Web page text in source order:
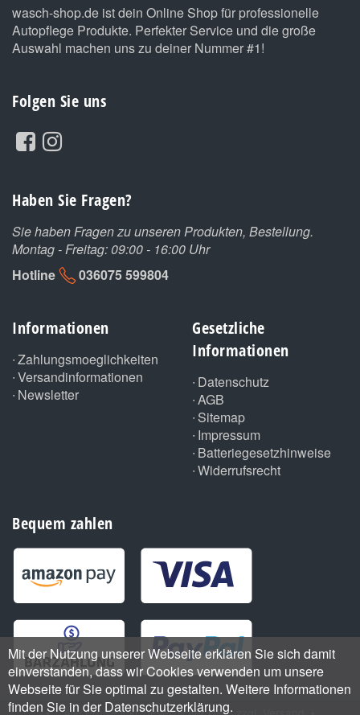
wasch-shop.de ist dein Online Shop für professionelle
Autopflege Produkte. Perfekter Service und die große
Auswahl machen uns zu deiner Nummer #1!
Folgen Sie uns
Haben Sie Fragen?
Sie haben Fragen zu unseren Produkten, Bestellung.
Montag - Freitag: 09:00 - 16:00 Uhr
Hotline
036075 599804
Informationen
Zahlungsmoeglichkeiten
Versandinformationen
Newsletter
Gesetzliche
Informationen
Datenschutz
AGB
Sitemap
Impressum
Batteriegesetzhinweise
Widerrufsrecht
Bequem zahlen
Mit der Nutzung unserer Webseite erklären Sie sich damit
einverstanden, dass wir Cookies verwenden um unsere
Webseite für Sie optimal zu gestalten. Weitere Informationen
finden Sie in der Datenschutzerklärung.